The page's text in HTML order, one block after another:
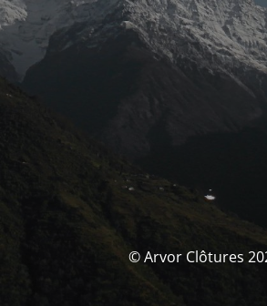
© Arvor Clôtures